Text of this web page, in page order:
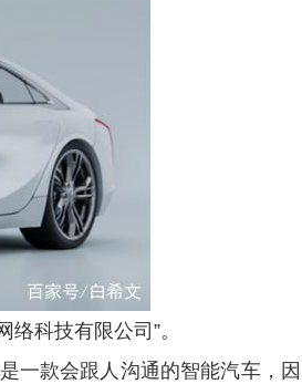
科技有限公司”。
一款会跟人沟通的智能汽车，因